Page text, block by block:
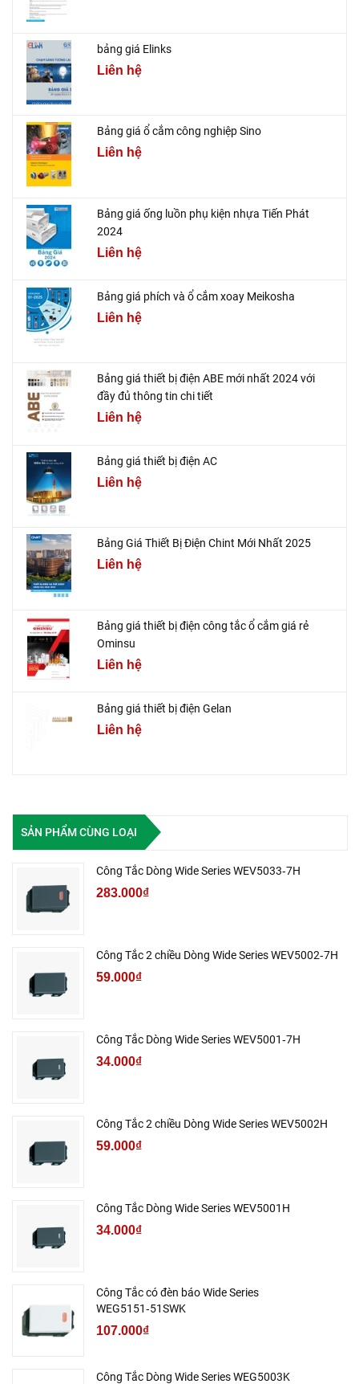
bảng giá Elinks
Liên hệ
Bảng giá ổ cắm công nghiệp Sino
Liên hệ
Bảng giá ống luồn phụ kiện nhựa Tiến Phát
2024
Liên hệ
Bảng giá phích và ổ cắm xoay Meikosha
Liên hệ
Bảng giá thiết bị điện ABE mới nhất 2024 với
đầy đủ thông tin chi tiết
Liên hệ
Bảng giá thiết bị điện AC
Liên hệ
Bảng Giá Thiết Bị Điện Chint Mới Nhất 2025
Liên hệ
Bảng giá thiết bị điện công tắc ổ cắm giá rẻ
Ominsu
Liên hệ
Bảng giá thiết bị điện Gelan
Liên hệ
SẢN PHẨM CÙNG LOẠI
Công Tắc Dòng Wide Series WEV5033‑7H
283.000₫
Công Tắc 2 chiều Dòng Wide Series WEV5002‑7H
59.000₫
Công Tắc Dòng Wide Series WEV5001‑7H
34.000₫
Công Tắc 2 chiều Dòng Wide Series WEV5002H
59.000₫
Công Tắc Dòng Wide Series WEV5001H
34.000₫
Công Tắc có đèn báo Wide Series
WEG5151‑51SWK
107.000₫
Công Tắc Dòng Wide Series WEG5003K